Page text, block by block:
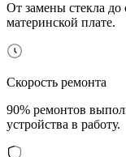
От замены стекла
материнской плате.
Скорость ремонта
90% ремонтов
устройства в работу.